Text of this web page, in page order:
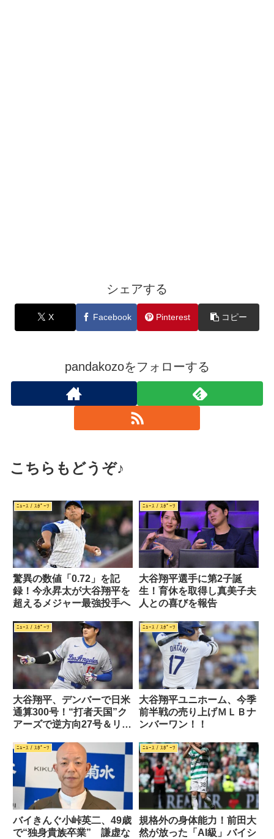
シェアする
X Facebook Pinterest コピー
pandakozoをフォローする
こちらもどうぞ♪
ﾆｭｰｽ / ｽﾎﾟｰﾂ
驚異の数値「0.72」を記
録！今永昇太が大谷翔平を
超えるメジャー最強投手へ
ﾆｭｰｽ / ｽﾎﾟｰﾂ
大谷翔平選手に第2子誕
生！育休を取得し真美子夫
人との喜びを報告
ﾆｭｰｽ / ｽﾎﾟｰﾂ
大谷翔平、デンバーで日米
通算300号！“打者天国”ク
アーズで逆方向27号＆リー
ﾆｭｰｽ / ｽﾎﾟｰﾂ
大谷翔平ユニホーム、今季
前半戦の売り上げＭＬＢナ
ンバーワン！！
ﾆｭｰｽ / ｽﾎﾟｰﾂ
バイきんぐ小峠英二、49歳
で“独身貴族卒業” 謙虚な
ﾆｭｰｽ / ｽﾎﾟｰﾂ
規格外の身体能力！前田大
然が放った「AI級」バイシ